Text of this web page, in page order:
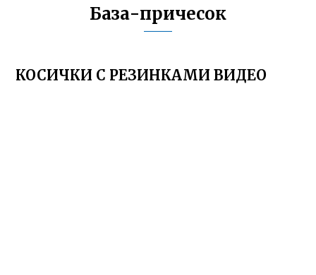
База-причесок
КОСИЧКИ С РЕЗИНКАМИ ВИДЕО